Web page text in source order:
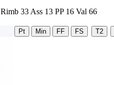
Rimb 33 Ass 13 PP 16 Val 66
Pt Min FF FS T2